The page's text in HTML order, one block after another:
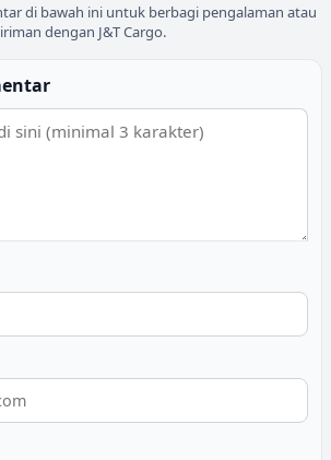
di bawah ini untuk berbagi pengalaman atau
dengan J&T Cargo.